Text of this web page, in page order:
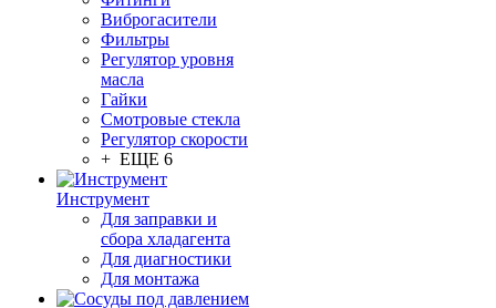
Виброгасители
Фильтры
Регулятор уровня
масла
Гайки
Смотровые стекла
Регулятор скорости
+ ЕЩЕ 6
Инструмент
Для заправки и
сбора хладагента
Для диагностики
Для монтажа